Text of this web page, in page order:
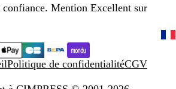
Mention Excellent sur
Politique de confidentialitéCGV